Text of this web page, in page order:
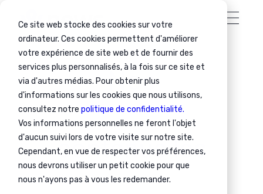
Ce site web stocke des cookies sur votre
ordinateur. Ces cookies permettent d'améliorer
votre expérience de site web et de fournir des
services plus personnalisés, à la fois sur ce site et
via d'autres médias. Pour obtenir plus
d'informations sur les cookies que nous utilisons,
consultez notre politique de confidentialité.
Vos informations personnelles ne feront l'objet
d'aucun suivi lors de votre visite sur notre site.
Cependant, en vue de respecter vos préférences,
nous devrons utiliser un petit cookie pour que
nous n'ayons pas à vous les redemander.
Nos
contenus les